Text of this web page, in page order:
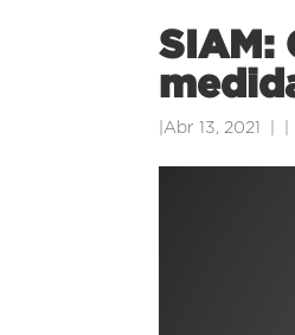
SIAM:
Abr 13, 2021